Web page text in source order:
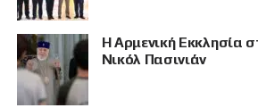
Η Αρμενική Εκκλησία
Νικόλ Πασινιάν